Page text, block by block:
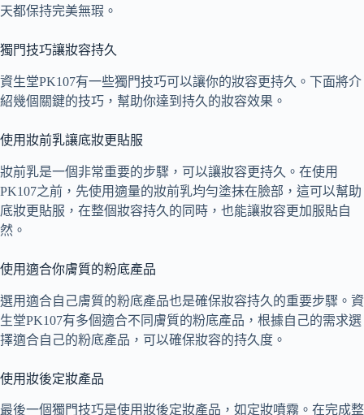
天都保持完美無瑕。
獨門技巧讓妝容持久
資生堂PK107有一些獨門技巧可以讓你的妝容更持久。下面將介
紹幾個關鍵的技巧，幫助你達到持久的妝容效果。
使用妝前乳讓底妝更貼服
妝前乳是一個非常重要的步驟，可以讓妝容更持久。在使用
PK107之前，先使用適量的妝前乳均勻塗抹在臉部，這可以幫助
底妝更貼服，在整個妝容持久的同時，也能讓妝容更加服貼自
然。
使用適合你膚質的粉底產品
選用適合自己膚質的粉底產品也是確保妝容持久的重要步驟。資
生堂PK107有多個適合不同膚質的粉底產品，根據自己的需求選
擇適合自己的粉底產品，可以確保妝容的持久度。
使用妝後定妝產品
最後一個獨門技巧是使用妝後定妝產品，如定妝噴霧。在完成整